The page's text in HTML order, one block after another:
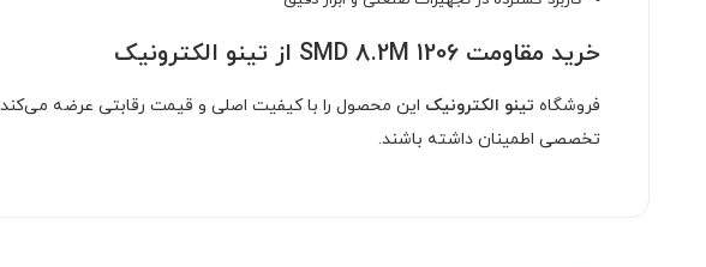
خرید مقاومت SMD 8.2M 1206 از تینو الکترونیک
فروشگاه تینو الکترونیک این محصول را با کیفیت اصلی و قیمت رقابتی عرضه
تخصصی اطمینان داشته باشند.